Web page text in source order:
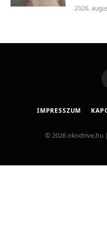
2026.
IMPRESSZUM
© 2026 okodrive.hu